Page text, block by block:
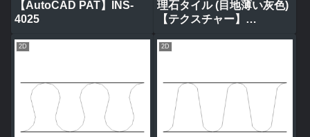
【AutoCAD PAT】INS-
4025
理石タイル (目地薄い灰色)
【テクスチャー】
2D 2D